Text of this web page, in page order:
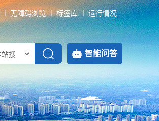
无障碍浏览 标签库 运行情况
智能问答